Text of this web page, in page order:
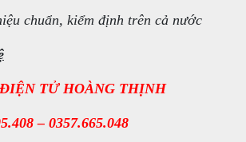
chuẩn, kiểm định trên cả nước
TỬ HOÀNG THỊNH
– 0357.665.048